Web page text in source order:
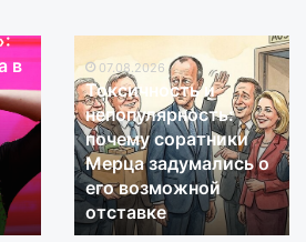
в
и
непопулярность:
почему
соратники
Мерца
задумались
его
07.08.2026
Токсичность и
непопулярность:
почему соратники
Мерца задумались о
его возможной
отставке